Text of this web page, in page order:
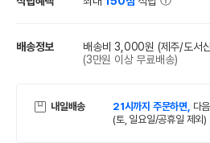
배송정보 배송비 3,000원 (제주/도서
(3만원 이상 무료배송)
내일배송 21시까지 주문하면, 다
(토, 일요일/공휴일 제외)